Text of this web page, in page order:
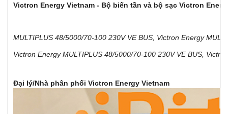
Victron Energy Vietnam - Bộ biến tần và bộ sạc Victron
MULTIPLUS 48/5000/70-100 230V VE BUS, Victron Energy
Victron Energy MULTIPLUS 48/5000/70-100 230V VE BUS,
Đại lý/Nhà phân phối Victron Energy Vietnam